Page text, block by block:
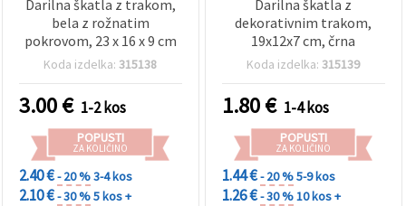
Darilna škatla z trakom,
bela z rožnatim
pokrovom, 23 x 16 x 9 cm
Koda izdelka:315138
3.00€ 1-2 kos
POPUSTI
ZA KOLIČINO
2.40 €- 20 %3-4 kos
2.10 €- 30 %5 kos +
Darilna škatla z
dekorativnim trakom,
19x12x7 cm, črna
Koda izdelka:315139
1.80€ 1-4 kos
POPUSTI
ZA KOLIČINO
1.44 €- 20 %5-9 kos
1.26 €- 30 %10 kos +